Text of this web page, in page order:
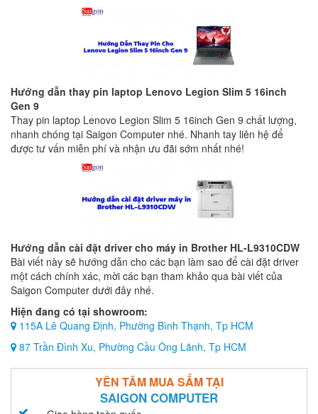
Hướng dẫn thay pin laptop Lenovo Legion Slim 5 16inch
Gen 9
Thay pin laptop Lenovo Legion Slim 5 16inch Gen 9 chất lượng,
nhanh chóng tại Saigon Computer nhé. Nhanh tay liên hệ để
được tư vấn miễn phí và nhận ưu đãi sớm nhất nhé!
Hướng dẫn cài đặt driver cho máy in Brother HL-L9310CDW
Bài viết này sẽ hướng dẫn cho các bạn làm sao để cài đặt driver
một cách chính xác, mời các bạn tham khảo qua bài viết của
Saigon Computer dưới đây nhé.
Hiện đang có tại showroom:
115A Lê Quang Định, Phường Bình Thạnh, Tp HCM
87 Trần Đình Xu, Phường Cầu Ông Lãnh, Tp HCM
YÊN TÂM MUA SẮM TẠI
SAIGON COMPUTER